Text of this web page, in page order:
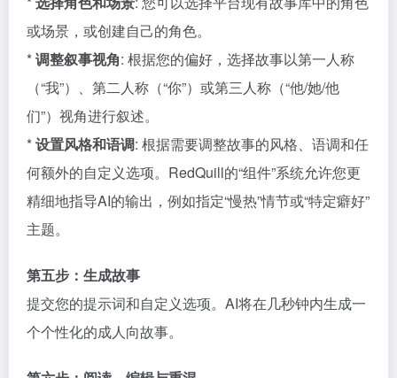
或场景，或创建自己的角色。
*调整叙事视角: 根据您的偏好，选择故事以第一人称
（“我”）、第二人称（“你”）或第三人称（“他/她/他
们”）视角进行叙述。
*设置风格和语调: 根据需要调整故事的风格、语调和任
何额外的自定义选项。RedQuill的“组件”系统允许您更
精细地指导AI的输出，例如指定“慢热”情节或“特定癖好”
主题。
第五步：生成故事
提交您的提示词和自定义选项。AI将在几秒钟内生成一
个个性化的成人向故事。